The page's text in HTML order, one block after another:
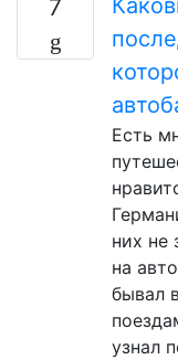
7
Есть
них не
на
бывал
узнал